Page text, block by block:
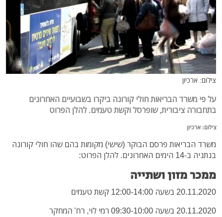
צילום: ארכיון
על פי משרד הבריאות חולי קורונה ביקרו בשבועיים האחרונים
בתחבורה ציבורית, שופרסל וקשת טעמים. להלן הפרוט
צילום: ארכיון
משרד הבריאות פרסם הבוקר (שישי) מקומות בהם שהו חולי קורונה
בנתניה ב-14 הימים האחרונים. להלן הפרוט:
ממכר מזון ושתייה
20.11.2020 בשעה 12:00-14:00 קשת טעמים
20.11.2020 בשעה 09:30-10:00 רמי לוי, רח' המחקר